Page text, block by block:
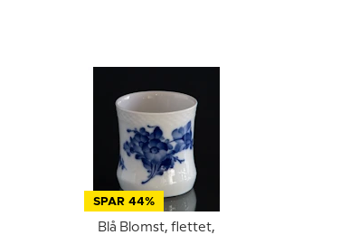
SPAR 44%
Blå Blomst, flettet,